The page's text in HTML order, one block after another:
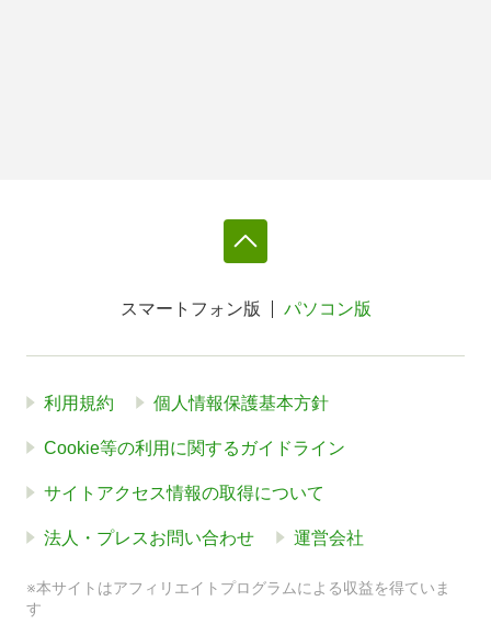
スマートフォン版 パソコン版
利用規約 個人情報保護基本方針
Cookie等の利用に関するガイドライン
サイトアクセス情報の取得について
法人・プレスお問い合わせ 運営会社
※本サイトはアフィリエイトプログラムによる収益を得ていま
す